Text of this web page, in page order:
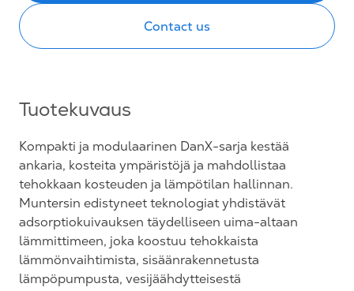
Contact us
Tuotekuvaus
Kompakti ja modulaarinen DanX-sarja kestää
ankaria, kosteita ympäristöjä ja mahdollistaa
tehokkaan kosteuden ja lämpötilan hallinnan.
Muntersin edistyneet teknologiat yhdistävät
adsorptiokuivauksen täydelliseen uima-altaan
lämmittimeen, joka koostuu tehokkaista
lämmönvaihtimista, sisäänrakennetusta
lämpöpumpusta, vesijäähdytteisestä